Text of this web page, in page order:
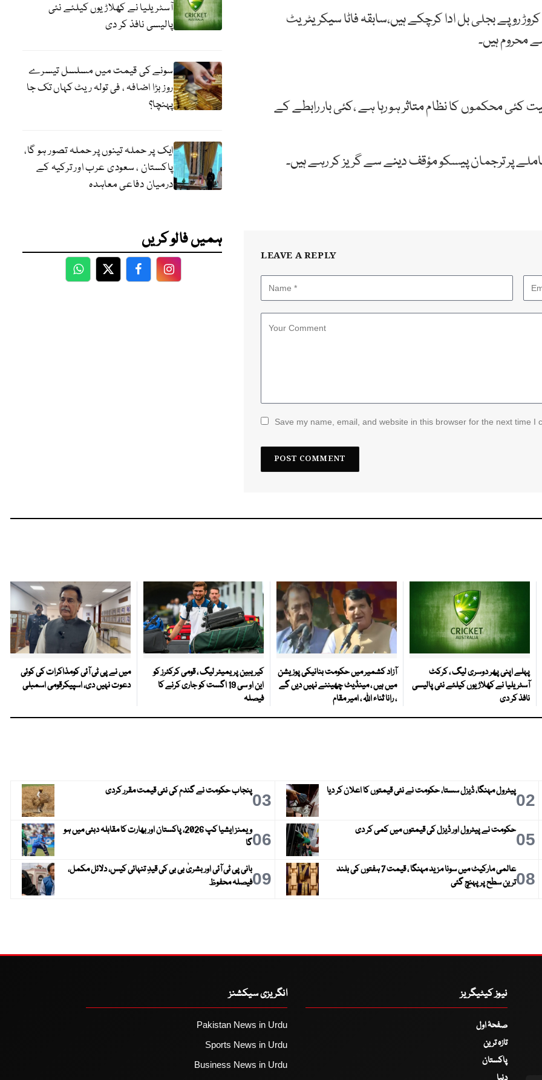
کا کہنا ہے کہ 2 روز قبل ایک کروڑ روپے بجلی بل ادا کرچکے ہیں،سابقہ فاٹا سیکریٹریٹ
محکموں کا نظام متاثر ہو رہا ہے ،کئی بار رابطے کے
پر ترجمان پیسکو مؤقف دینے سے گریز کر رہے ہیں۔
LEAVE A REPLY
Save my name, email, and website in this browser for the next time I
آسٹریلیا نے کھلاڑیوں کیلئے نئی
پالیسی نافذ کر دی
سونے کی قیمت میں مسلسل تیسرے
روز بڑا اضافہ ، فی تولہ ریٹ کہاں تک جا
پہنچا؟
ایک پر حملہ تینوں پر حملہ تصور ہو گا،
پاکستان ، سعودی عرب اور ترکیہ کے
درمیان دفاعی معاہدہ
ہمیں فالو کریں
WhatsApp
TwitterFacebookFacebook
پہلے اپنی پھر دوسری لیگ ، کرکٹ
آسٹریلیا نے کھلاڑیوں کیلئے نئی پالیسی
نافذ کر دی
آزاد کشمیر میں حکومت بنانیکی پوزیشن
میں ہیں ، مینڈیٹ چھیننے نہیں دیں گے
، رانا ثناء اللہ ، امیر مقام
کیریبین پریمیئر لیگ ، قومی کرکٹرز کو
این او سی 19 اگست کو جاری کرنے کا
فیصلہ
میں نے پی ٹی آئی کومذاکرات کی کوئی
دعوت نہیں دی، اسپیکرقومی اسمبلی
02پیٹرول مہنگا، ڈیزل سستا، حکومت نے نئی قیمتوں کا اعلان کر دیا 03پنجاب حکومت نے گندم کی نئی قیمت مقرر کردی
05حکومت نے پیٹرول اور ڈیزل کی قیمتوں میں کمی کر دی 06
ویمنز ایشیا کپ 2026، پاکستان اور بھارت کا مقابلہ دبئی میں ہو
گا
08
عالمی مارکیٹ میں سونا مزید مہنگا ، قیمت 7 ہفتوں کی بلند
ترین سطح پر پہنچ گئی
09بانی پی ٹی آئی اور بشریٰ بی بی کی قیدِ تنہائی کیس، دلائل مکمل،
فیصلہ محفوظ
نیوز کیٹیگریز
صفحۂ اول
تازہ ترین
پاکستان
انگریزی سیکشنز
Pakistan News in Urdu
Sports News in Urdu
Business News in Urdu